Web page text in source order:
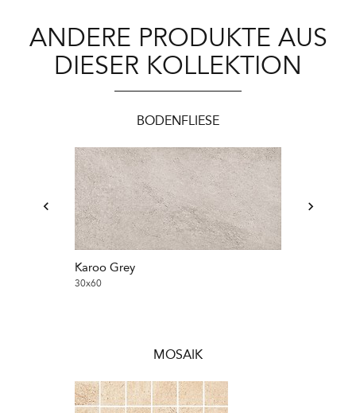
ANDERE PRODUKTE AUS
DIESER KOLLEKTION
BODENFLIESE
Karoo Grey
30x60
MOSAIK